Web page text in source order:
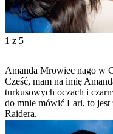
1 z 5
Amanda Mrowiec nago w
Cześć, mam na imię
turkusowych oczach i
do mnie mówić Lari, to
Raidera.